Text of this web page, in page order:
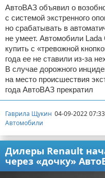
АвтоВАЗ объявил о
с системой экстренного
но срабатывать в
не умеет. Автомобили
купить с «тревожной
года ее не ставили из-за
В случае дорожного
на место происшествия
года АвтоВАЗ прекратил
Гаврила Щукин 04-09-2022 07:33
Автомобили
Дилеры Renault
через «дочку»